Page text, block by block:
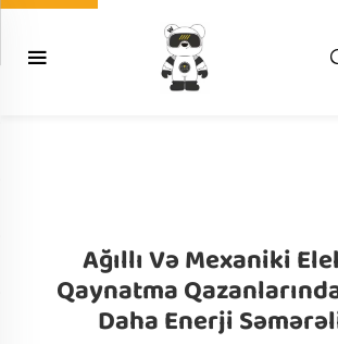
Ağıllı Və Mexaniki
Qaynatma
Daha Enerji